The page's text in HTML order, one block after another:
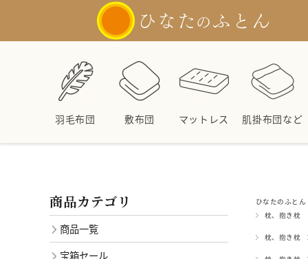
羽毛布団 敷布団 マットレス 肌掛布団など
ひなたのふと
枕、抱き枕
枕、抱き枕
商品カテゴリ
商品一覧
宝箱セール